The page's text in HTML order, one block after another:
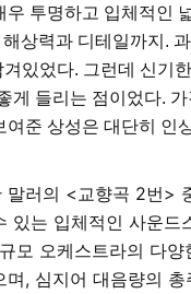
투명하고 입체적인
상력과 디테일까지.
있었다. 그런데 신기
게 들리는 점이었다.
준 상성은 대단히 인
말러의 <교향곡 2번>
있는 입체적인 사운드
모 오케스트라의 다
, 심지어 대음량의